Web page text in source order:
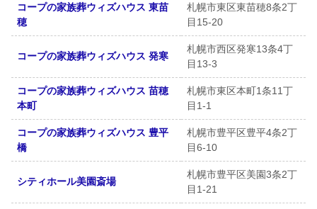
コープの家族葬ウィズハウス 東苗
穂
札幌市東区東苗穂8条2丁
目15-20
コープの家族葬ウィズハウス 発寒
札幌市西区発寒13条4丁
目13-3
コープの家族葬ウィズハウス 苗穂
本町
札幌市東区本町1条11丁
目1-1
コープの家族葬ウィズハウス 豊平
橋
札幌市豊平区豊平4条2丁
目6-10
シティホール美園斎場
札幌市豊平区美園3条2丁
目1-21